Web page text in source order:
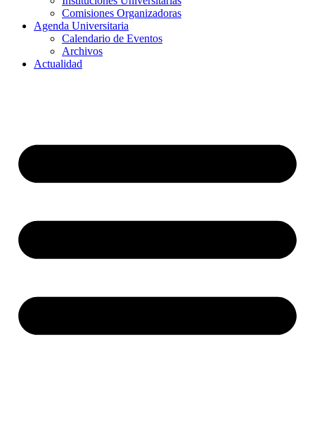
Comisiones Organizadoras
Agenda Universitaria
Calendario de Eventos
Archivos
Actualidad